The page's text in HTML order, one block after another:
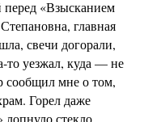
перед «Взысканием
главная
свечи догорали,
то уезжал, куда — не
сообщил мне о том,
Горел даже
стекло,